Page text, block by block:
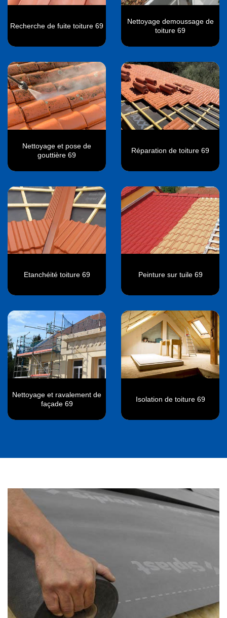
Recherche de fuite toiture 69
Nettoyage demoussage de
toiture 69
Nettoyage et pose de
gouttière 69
Réparation de toiture 69
Etanchéité toiture 69 Peinture sur tuile 69
Nettoyage et ravalement de
façade 69
Isolation de toiture 69